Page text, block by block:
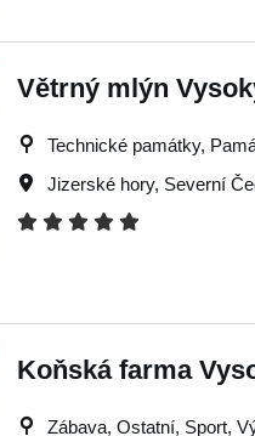
Větrný mlýn
Technické památky,
Jizerské hory, Severní
Koňská farma
Zábava, Ostatní, Sport,